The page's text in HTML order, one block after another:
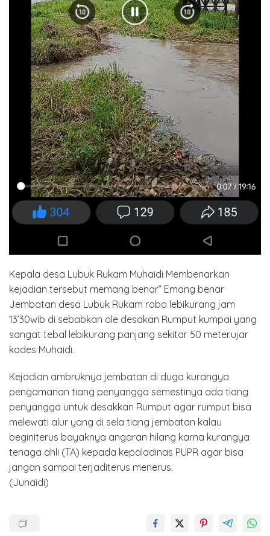
Kepala desa Lubuk Rukam Muhaidi Membenarkan
kejadian tersebut memang benar” Emang benar
Jembatan desa Lubuk Rukam robo lebikurang jam
13’30wib di sebabkan ole desakan Rumput kumpai yang
sangat tebal lebikurang panjang sekitar 50 meter.ujar
kades Muhaidi.
Kejadian ambruknya jembatan di duga kurangya
pengamanan tiang penyangga semestinya ada tiang
penyangga untuk desakkan Rumput agar rumput bisa
melewati alur yang di sela tiang jembatan kalau
beginiterus bayaknya angaran hilang karna kurangya
tenaga ahli (TA) kepada kepaladinas PUPR agar bisa
jangan sampai terjaditerus menerus.
(Junaidi)